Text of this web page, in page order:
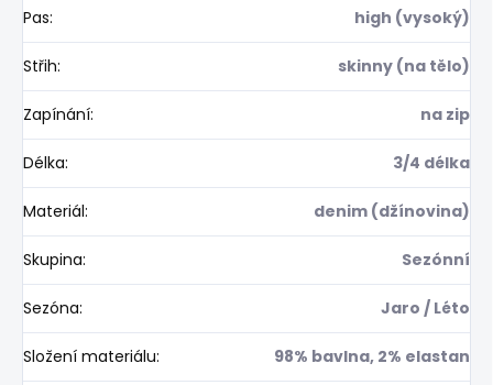
Pas: high (vysoký)
Střih: skinny (na tělo)
Zapínání: na zip
Délka: 3/4 délka
Materiál: denim (džínovina)
Skupina: Sezónní
Sezóna: Jaro / Léto
Složení materiálu: 98% bavlna, 2% elastan